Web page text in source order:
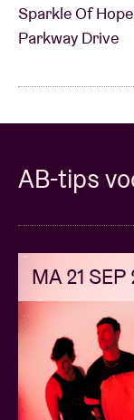
Sparkle Of
Parkway Drive
AB-tips
MA 21 SEP